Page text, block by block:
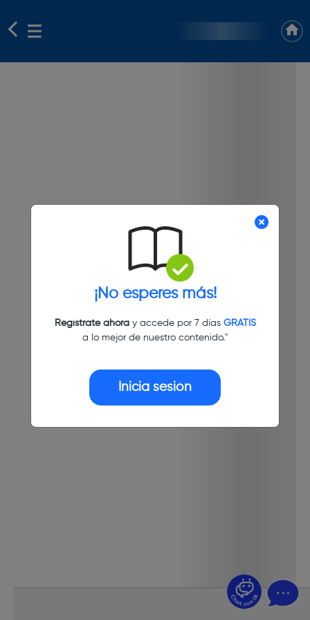
¡No esperes más!
Regístrate ahoray accede por 7 días GRATIS
a lo mejor de nuestro contenido."
Inicia sesión